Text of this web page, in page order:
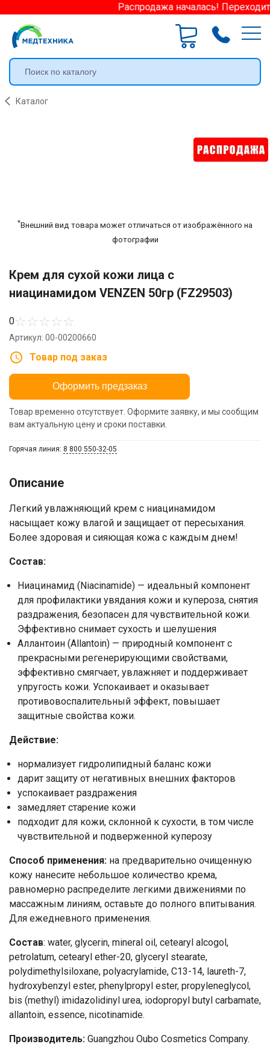
Распродажа началась!
Каталог
*Внешний вид товара может отличаться от изображённого на
фотографии
Крем для сухой кожи лица с
ниацинамидом VENZEN 50гр (FZ29503)
0☆☆☆☆☆
Артикул: 00-00200660
Товар под заказ
Оформить предзаказ
Товар временно отсутствует. Оформите заявку, и мы сообщим
вам актуальную цену и сроки поставки.
Горячая линия: 8 800 550-32-05
Описание
Легкий увлажняющий крем с ниацинамидом
насыщает кожу влагой и защищает от пересыхания.
Более здоровая и сияющая кожа с каждым днем!​
Состав:
Ниацинамид (Niacinamide) — идеальный компонент
для профилактики увядания кожи и купероза, снятия
раздражения, безопасен для чувствительной кожи.
Эффективно снимает сухость и шелушения
​Аллантоин (Allantoin) — природный компонент с
прекрасными регенерирующими свойствами,
эффективно смягчает, увлажняет и поддерживает
упругость кожи. Успокаивает и оказывает
противовоспалительный эффект, повышает
защитные свойства кожи.​
Действие:
нормализует гидролипидный баланс кожи
дарит защиту от негативных внешних факторов
успокаивает раздражения
замедляет старение кожи
подходит для кожи, склонной к сухости, в том числе
чувствительной и подверженной куперозу
Способ применения: на предварительно очищенную
кожу нанесите небольшое количество крема,
равномерно распределите легкими движениями по
массажным линиям, оставьте до полного впитывания.
Для ежедневного применения.
Состав: water, glycerin, mineral oil, cetearyl alcogol,
petrolatum, cetearyl ether-20, glyceryl stearate,
polydimethylsiloxane, polyacrylamide, C13-14, laureth-7,
hydroxybenzyl ester, phenylpropyl ester, propyleneglycol,
bis (methyl) imidazolidinyl urea, iodopropyl butyl carbamate,
allantoin, essence, nicotinamide.
Производитель: Guangzhou Oubo Cosmetics Company.
Номер телефона
Отправить
Нажимая на кнопку "Отправить" вы
персональных данных